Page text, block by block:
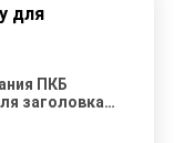
для
ПКБ
заголовка